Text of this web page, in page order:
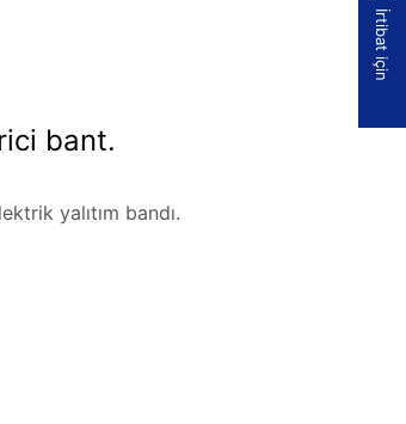
bant.
yalıtım bandı.
İrtibat için